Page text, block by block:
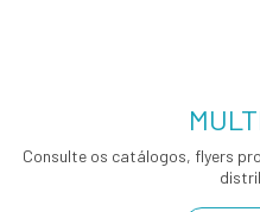
Consulte os catálogos, flyers